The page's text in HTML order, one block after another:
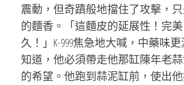
震動，但奇蹟般地擋住了攻擊，
的麵香。「這麵皮的延展性！完
久！」K-999焦急地大喊，中藥味
知道，他必須帶走他那缸陳年老
的希望。他跑到蒜泥缸前，使出